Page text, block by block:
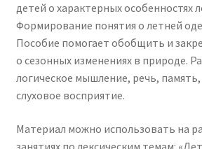
детей о характерных особенностях
Формирование понятия о летней
Пособие помогает обобщить и
о сезонных изменениях в природе.
логическое мышление, речь,
слуховое восприятие.
Материал можно использовать на